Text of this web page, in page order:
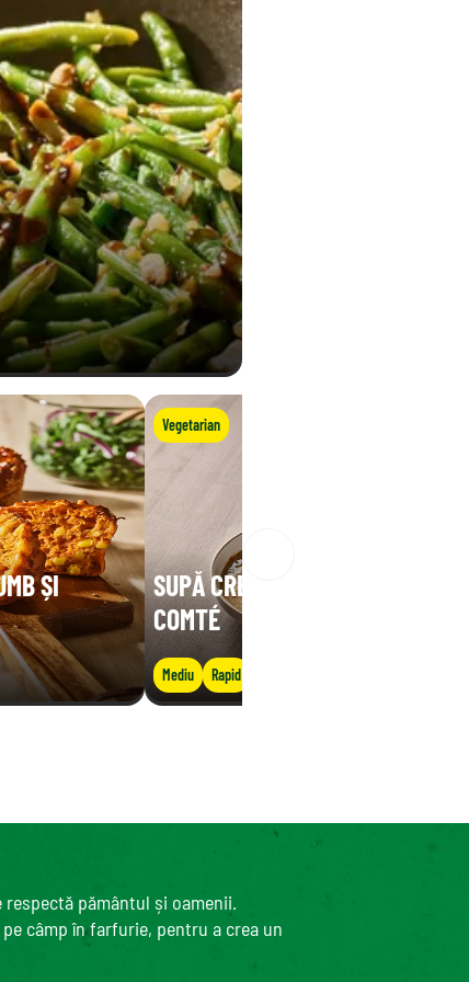
ȘI
Vegetarian
SUPĂ CREMOASĂ DE LINTE CU
COMTÉ
Mediu Rapid
pământul și oamenii.
câmp în farfurie, pentru a crea un